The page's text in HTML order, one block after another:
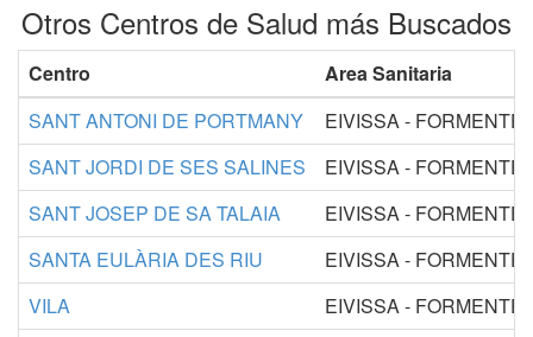
Otros Centros de Salud más Buscados
Centro
Area Sanitaria
SANT ANTONI DE PORTMANY
EIVISSA -
SANT JORDI DE SES SALINES
EIVISSA -
SANT JOSEP DE SA TALAIA
EIVISSA -
SANTA EULÀRIA DES RIU
EIVISSA -
VILA
EIVISSA -